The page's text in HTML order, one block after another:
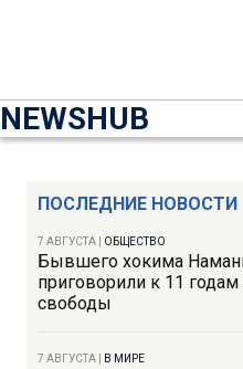
NEWSHUB
ПОСЛЕДНИЕ НОВОСТИ
7 АВГУСТА ОБЩЕСТВО
Бывшего хокима
приговорили к 11
свободы
7 АВГУСТА В МИРЕ